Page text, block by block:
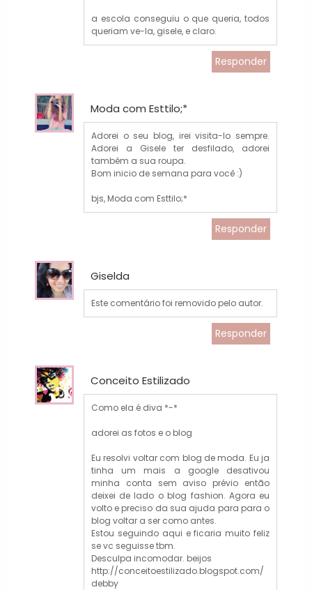
a escola conseguiu o que queria, todos
queriam ve-la, gisele, e claro.
Responder
Moda com Esttilo;*
Adorei o seu blog, irei visita-lo sempre.
Adorei a Gisele ter desfilado, adorei
também a sua roupa.
Bom inicio de semana para você :)
bjs, Moda com Esttilo;*
Responder
Giselda
Este comentário foi removido pelo autor.
Responder
Conceito Estilizado
Como ela é diva *-*
adorei as fotos e o blog
Eu resolvi voltar com blog de moda. Eu ja
tinha um mais a google desativou
minha conta sem aviso prévio então
deixei de lado o blog fashion. Agora eu
volto e preciso da sua ajuda para para o
blog voltar a ser como antes.
Estou seguindo aqui e ficaria muito feliz
se vc seguisse tbm.
Desculpa incomodar. beijos
http://conceitoestilizado.blogspot.com/
debby